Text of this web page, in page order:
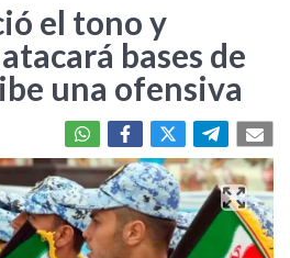
el tono y
bases de
una ofensiva